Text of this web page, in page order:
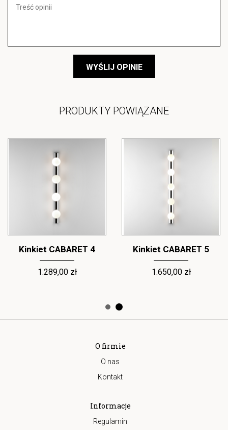
WYŚLIJ OPINIE
PRODUKTY POWIĄZANE
Kinkiet CABARET 4
1.289,00 zł
Kinkiet CABARET 5
1.650,00 zł
O firmie
O nas
Kontakt
Informacje
Regulamin